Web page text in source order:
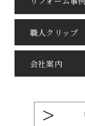
職⼈クリップ
会社案内